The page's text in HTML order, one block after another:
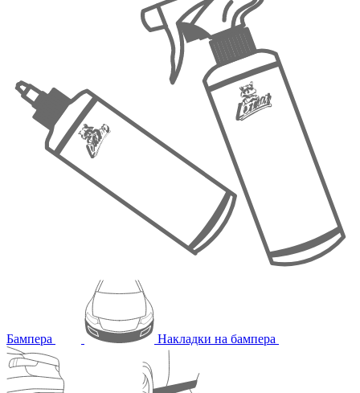
Бампера Накладки на бампера